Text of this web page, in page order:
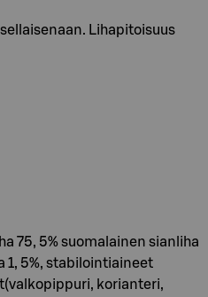
Lihapitoisuus
75, 5% suomalainen sianliha
1, 5%, stabilointiaineet
korianteri,